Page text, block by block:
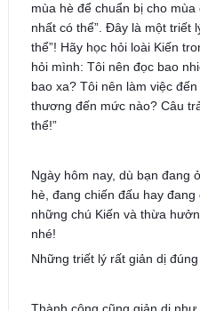
mùa hè để chuẩn bị cho
nhất có thể”. Đây là một triết
thể”! Hãy học hỏi loài Kiến
hỏi mình: Tôi nên đọc bao
bao xa? Tôi nên làm việc
thương đến mức nào? Câu
thể!”
Ngày hôm nay, dù bạn đang
hè, đang chiến đấu hay
những chú Kiến và thừa
nhé!
Những triết lý rất giản dị